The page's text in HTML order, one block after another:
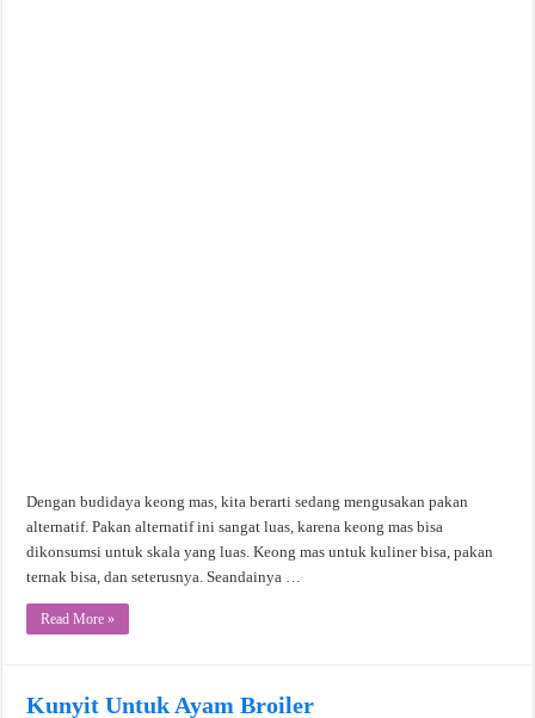
Dengan budidaya keong mas, kita berarti sedang mengusakan pakan
alternatif. Pakan alternatif ini sangat luas, karena keong mas bisa
dikonsumsi untuk skala yang luas. Keong mas untuk kuliner bisa, pakan
ternak bisa, dan seterusnya. Seandainya …
Read More »
Kunyit Untuk Ayam Broiler